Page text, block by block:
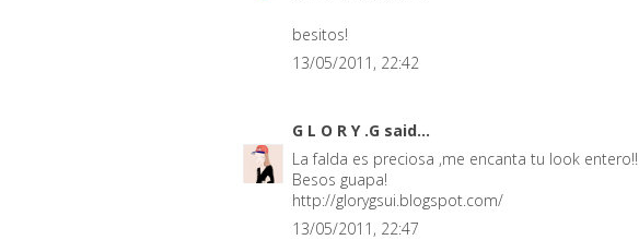
besitos!
13/05/2011, 22:42
G L O R Y .G said...
La falda es preciosa ,me encanta tu look entero!!
Besos guapa!
http://glorygsui.blogspot.com/
13/05/2011, 22:47